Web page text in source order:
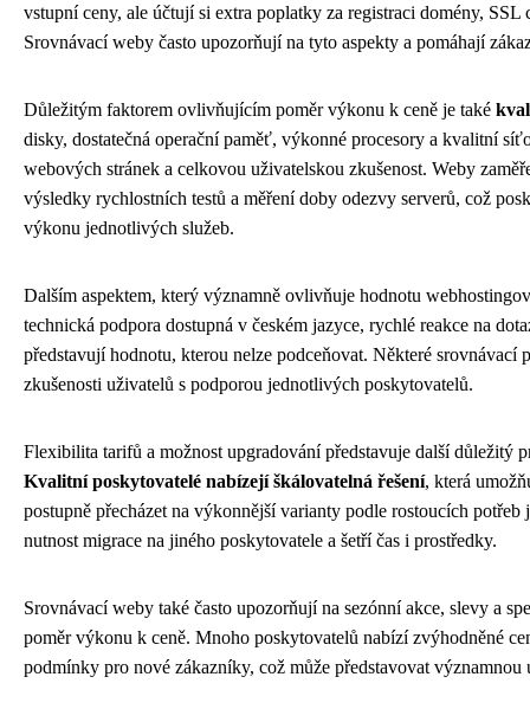
vstupní ceny, ale účtují si extra poplatky za registraci domény,
Srovnávací weby často upozorňují na tyto aspekty a pomáhají
Důležitým faktorem ovlivňujícím poměr výkonu k ceně je také
disky, dostatečná operační paměť, výkonné procesory a kvalitní
webových stránek a celkovou uživatelskou zkušenost. Weby
výsledky rychlostních testů a měření doby odezvy serverů, což
výkonu jednotlivých služeb.
Dalším aspektem, který významně ovlivňuje hodnotu
technická podpora dostupná v českém jazyce, rychlé reakce na
představují hodnotu, kterou nelze podceňovat. Některé
zkušenosti uživatelů s podporou jednotlivých poskytovatelů.
Flexibilita tarifů a možnost upgradování představuje další důležitý
Kvalitní poskytovatelé nabízejí škálovatelná řešení, která
postupně přecházet na výkonnější varianty podle rostoucích
nutnost migrace na jiného poskytovatele a šetří čas i prostředky.
Srovnávací weby také často upozorňují na sezónní akce, slevy a
poměr výkonu k ceně. Mnoho poskytovatelů nabízí zvýhodněné
podmínky pro nové zákazníky, což může představovat